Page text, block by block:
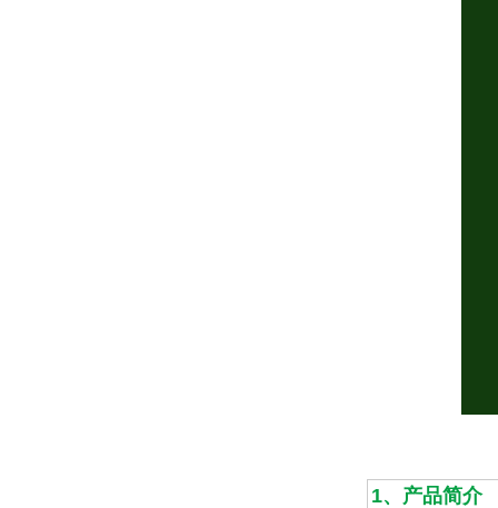
1、产品简介